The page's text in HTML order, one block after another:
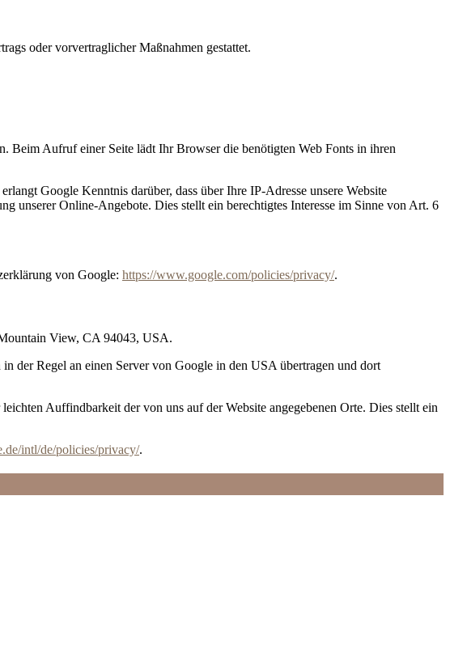
oder vorvertraglicher Maßnahmen gestattet.
Beim Aufruf einer Seite lädt Ihr Browser die benötigten Web Fonts in ihren
Google Kenntnis darüber, dass über Ihre IP-Adresse unsere Website
unserer Online-Angebote. Dies stellt ein berechtigtes Interesse im Sinne von Art. 6
von Google: https://www.google.com/policies/privacy/.
View, CA 94043, USA.
der Regel an einen Server von Google in den USA übertragen und dort
Auffindbarkeit der von uns auf der Website angegebenen Orte. Dies stellt ein
intl/de/policies/privacy/.